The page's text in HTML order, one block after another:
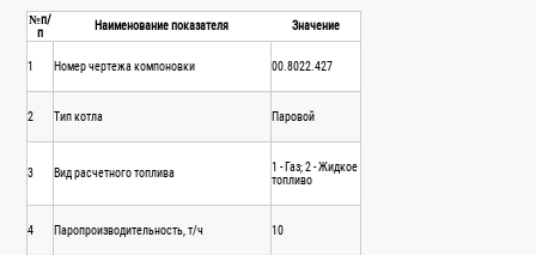
№п/
п
Наименование показателя Значение
1 Номер чертежа компоновки 00.8022.427
2 Тип котла Паровой
3 Вид расчетного топлива
1 - Газ; 2 - Жидкое
топливо
4 Паропроизводительность, т/ч 10